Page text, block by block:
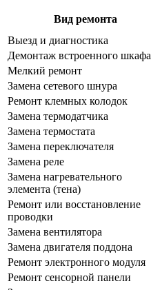
Вид ремонта
Выезд и диагностика
Демонтаж встроенного шкафа
Мелкий ремонт
Замена сетевого шнура
Ремонт клемных колодок
Замена термодатчика
Замена термостата
Замена переключателя
Замена реле
Замена нагревательного
элемента (тена)
Ремонт или восстановление
проводки
Замена вентилятора
Замена двигателя поддона
Ремонт электронного модуля
Ремонт сенсорной панели